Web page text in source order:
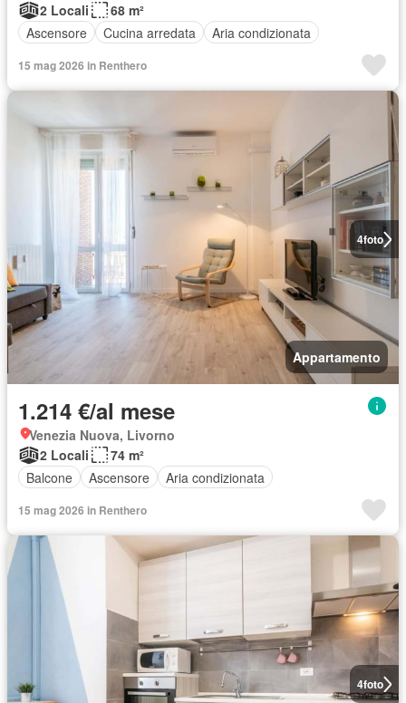
2 Locali
68 m²
Ascensore
Cucina arredata Aria condizionata
15 mag 2026 in Renthero
4foto
Appartamento
1.214 €/al mese
Venezia Nuova, Livorno
2 Locali
74 m²
Balcone
Ascensore Aria condizionata
15 mag 2026 in Renthero
4foto